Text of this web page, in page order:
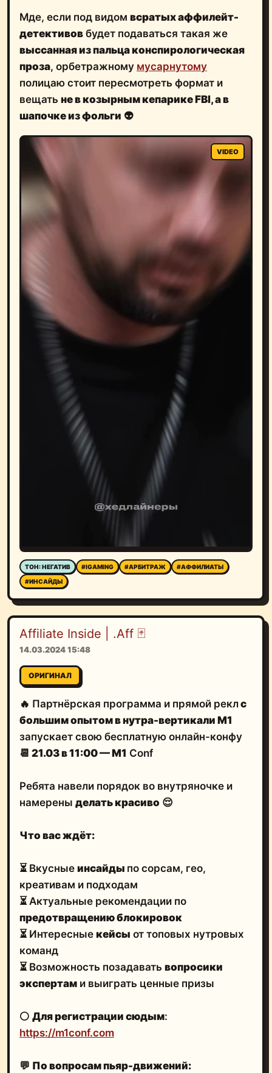
Мде, если под видом всратых аффилейт-
детективов будет подаваться такая же
высcанная из пальца конспирологическая
проза, орбетражному мусарнутому
полицаю стоит пересмотреть формат и
вещать не в козырным кепарике FBI, а в
шапочке из фольги 👽
ТОН: НЕГАТИВ #IGAMING #АРБИТРАЖ
#АФФИЛИАТЫ
#ИНСАЙДЫ
Affiliate Inside | .Aff 🃏
14.03.2024 15:48
ОРИГИНАЛ
🔥 Партнёрская программа и прямой реклc
большим опытом в нутра-вертикали M1
запускает свою бесплатную онлайн-конфу
📆 21.03 в 11:00 — M1 Conf
Ребята навели порядок во внутряночке и
намерены делать красиво 😌
Что вас ждёт:
⏳ Вкусные инсайды по сорсам, гео,
креативам и подходам
⏳ Актуальные рекомендации по
предотвращению блокировок
⏳ Интересные кейсы от топовых нутровых
команд
⏳ Возможность позадавать вопросики
экспертам и выиграть ценные призы
⚪️ Для регистрации сюдым:
https://m1conf.com
💬 По вопросам пьяр-движений: